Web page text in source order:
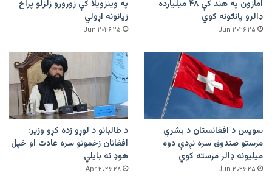
امازون په هند کې ۴۸ میلیارده
ډالرو پانګونه کوي
۲۵ Jun ۲۰۲۶
په وینزویلا کې زورورو زلزلو پراخ
زیانونه اړولي
۲۵ Jun ۲۰۲۶
سویس د افغانستان د بشري
مرستو صندوق سره نږدې دوه
میلیونه ډالر مرسته کوي
۲۵ Jun ۲۰۲۶
د طالبانو د لوړو زده کړو وزیر:
افغانان زخمونو سره عادت او خپل
هوډ نه بایلي
۲۸ Apr ۲۰۲۶